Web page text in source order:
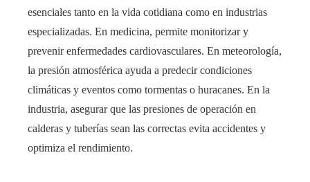
esenciales tanto en la vida cotidiana como en industrias
especializadas. En medicina, permite monitorizar y
prevenir enfermedades cardiovasculares. En meteorología,
la presión atmosférica ayuda a predecir condiciones
climáticas y eventos como tormentas o huracanes. En la
industria, asegurar que las presiones de operación en
calderas y tuberías sean las correctas evita accidentes y
optimiza el rendimiento.